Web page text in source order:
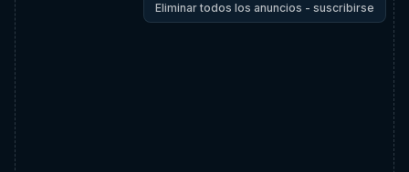
Eliminar todos los anuncios - suscribirse